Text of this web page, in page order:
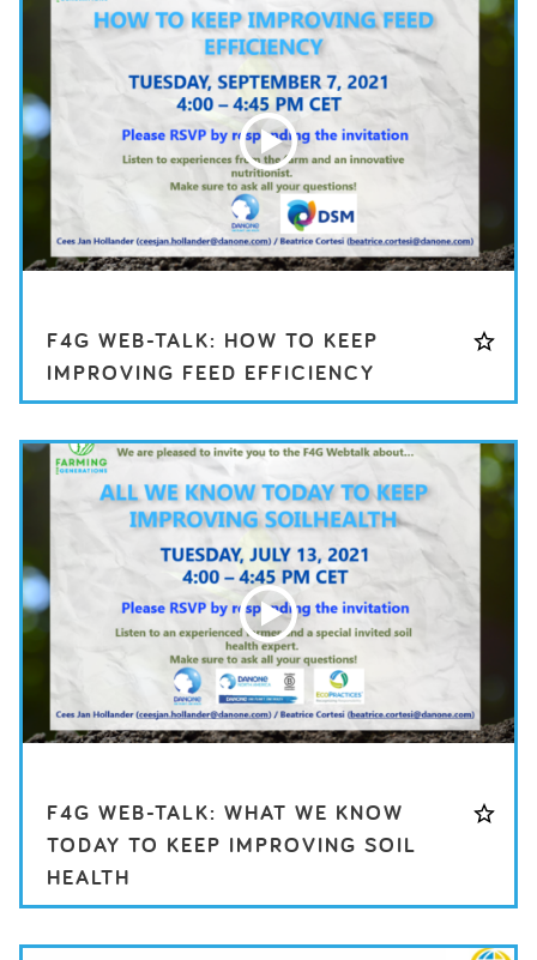
F4G WEB-TALK: HOW TO KEEP
IMPROVING FEED EFFICIENCY
F4G WEB-TALK: WHAT WE KNOW
TODAY TO KEEP IMPROVING SOIL
HEALTH